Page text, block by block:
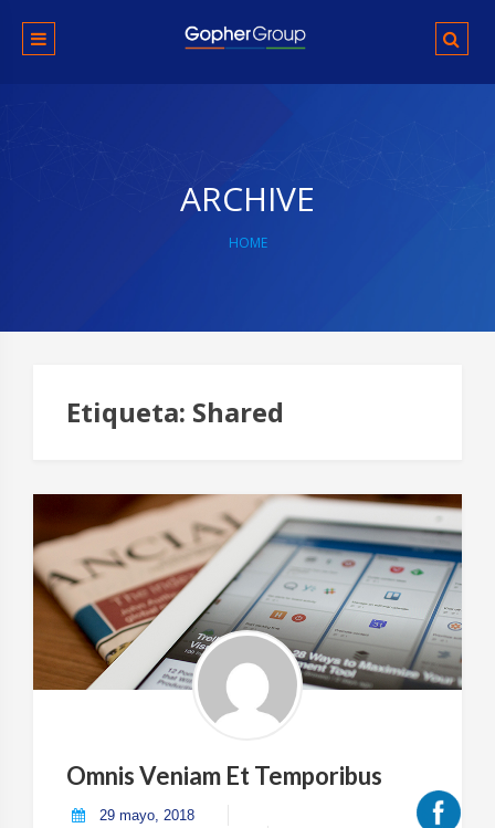
ARCHIVE
HOME
Etiqueta: Shared
Omnis Veniam Et Temporibus
29 mayo, 2018